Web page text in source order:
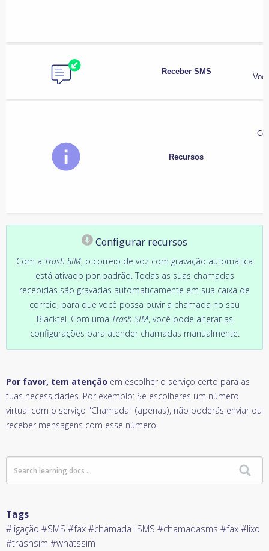
Receber SMS
Recursos
Configurar recursos
Com a Trash SIM, o correio de voz com gravação automática
está ativado por padrão. Todas as suas chamadas
recebidas são gravadas automaticamente em sua caixa de
correio, para que você possa ouvir a chamada no seu
Blacktel. Com uma Trash SIM, você pode alterar as
configurações para atender chamadas manualmente.
Por favor, tem atenção em escolher o serviço certo para as
tuas necessidades. Por exemplo: Se escolheres um número
virtual com o serviço "Chamada" (apenas), não poderás enviar ou
receber mensagens com esse número.
Tags
#ligação #SMS #fax #chamada+SMS #chamadasms #fax #lixo
#trashsim #whatssim